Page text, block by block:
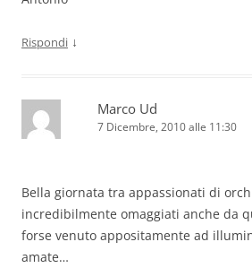
Rispondi ↓
Marco Ud
7 Dicembre, 2010 alle 11:30
Bella giornata tra appassionati di
incredibilmente omaggiati anche da
forse venuto appositamente ad
amate…